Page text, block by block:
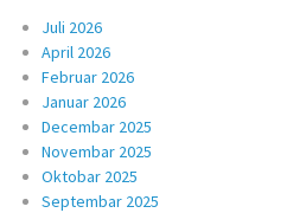
Juli 2026
April 2026
Februar 2026
Januar 2026
Decembar 2025
Novembar 2025
Oktobar 2025
Septembar 2025